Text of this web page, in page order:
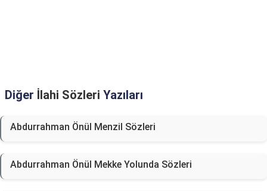
Diğer İlahi Sözleri Yazıları
Abdurrahman Önül Menzil Sözleri
Abdurrahman Önül Mekke Yolunda Sözleri